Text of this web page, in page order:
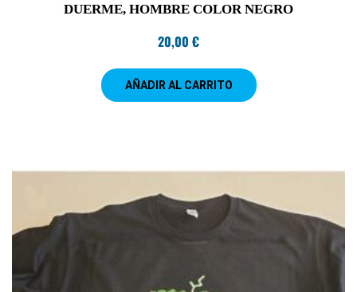
DUERME, HOMBRE COLOR NEGRO
20,00 €
AÑADIR AL CARRITO